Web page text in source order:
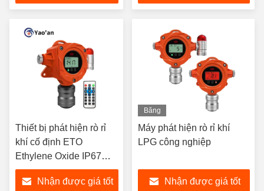
Thiết bị phát hiện rò rỉ
khí cố định ETO
Ethylene Oxide IP67
Thiết bị phát hiện khí
trực tuyếnNhận được giá tốt
Băng
hình
Máy phát hiện rò rỉ khí
LPG công nghiệp
Nhận được giá tốt